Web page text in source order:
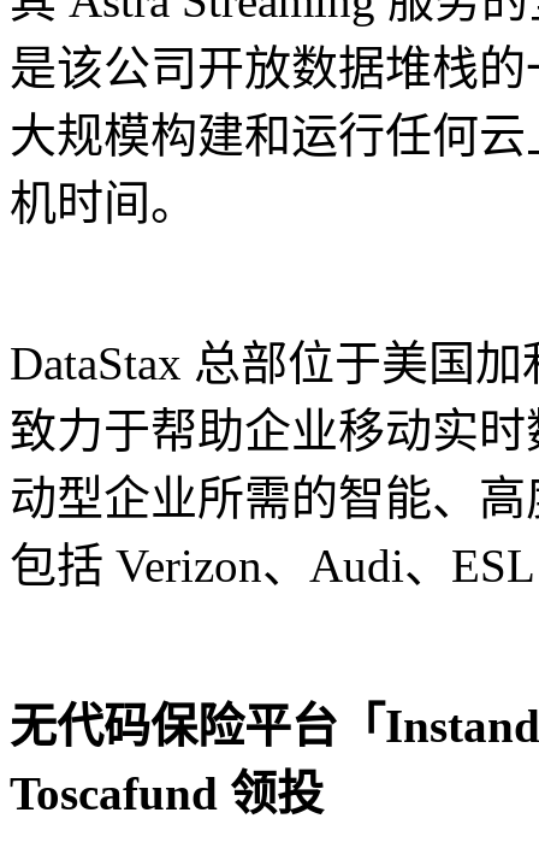
是该公司开放数据堆栈
大规模构建和运行任何
机时间。
DataStax 总部位于美国
致力于帮助企业移动实
动型企业所需的智能、
包括 Verizon、Audi、
无代码保险平台「
Toscafund 领投